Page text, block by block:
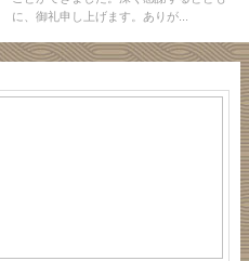
に、御礼申し上げます。ありが...
え
今
が
蕗
と
鶏